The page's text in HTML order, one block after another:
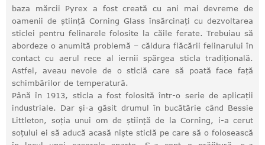
baza mărcii Pyrex a fost creată cu ani mai devreme de
oamenii de știință Corning Glass însărcinați cu dezvoltarea
sticlei pentru felinarele folosite la căile ferate. Trebuiau să
abordeze o anumită problemă – căldura flăcării felinarului în
contact cu aerul rece al iernii spărgea sticla tradițională.
Astfel, aveau nevoie de o sticlă care să poată face față
schimbărilor de temperatură.
Până în 1913, sticla a fost folosită într-o serie de aplicații
industriale. Dar și-a găsit drumul în bucătărie când Bessie
Littleton, soția unui om de știință de la Corning, i-a cerut
soțului ei să aducă acasă niște sticlă pe care să o folosească